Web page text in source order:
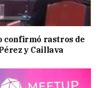
confirmó rastros de
y Caillava